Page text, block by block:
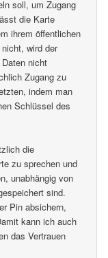
soll, um Zugang
die Karte
ihrem öffentlichen
wird der
nicht
Zugang zu
indem man
Schlüssel des
die
zu sprechen und
unabhängig von
sind.
Pin absichern,
kann ich auch
das Vertrauen